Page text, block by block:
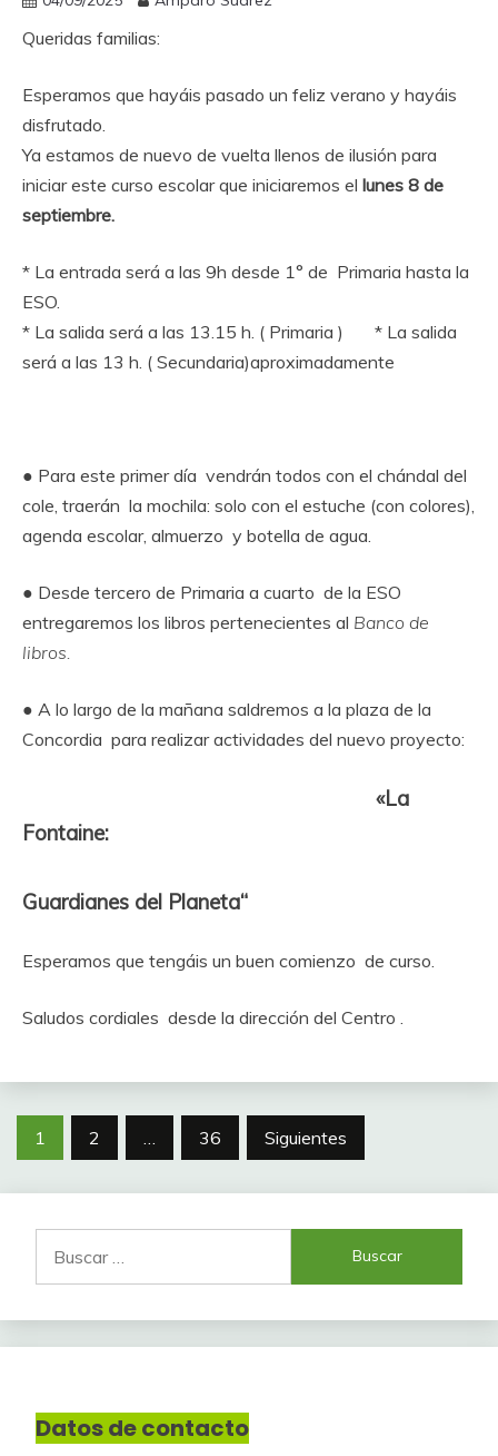
Queridas familias:
Esperamos que hayáis pasado un feliz verano y hayáis
disfrutado.
Ya estamos de nuevo de vuelta llenos de ilusión para
iniciar este curso escolar que iniciaremos el lunes 8 de
septiembre.
* La entrada será a las 9h desde 1° de Primaria hasta la
ESO.
* La salida será a las 13.15 h. ( Primaria ) * La salida
será a las 13 h. ( Secundaria)aproximadamente
● Para este primer día vendrán todos con el chándal del
cole, traerán la mochila: solo con el estuche (con colores),
agenda escolar, almuerzo y botella de agua.
● Desde tercero de Primaria a cuarto de la ESO
entregaremos los libros pertenecientes al Banco de
libros.
● A lo largo de la mañana saldremos a la plaza de la
Concordia para realizar actividades del nuevo proyecto:
«La
Fontaine:
Guardianes del Planeta“
Esperamos que tengáis un buen comienzo de curso.
Saludos cordiales desde la dirección del Centro .
Paginación
1 2 36 Siguientes
Datos de contacto